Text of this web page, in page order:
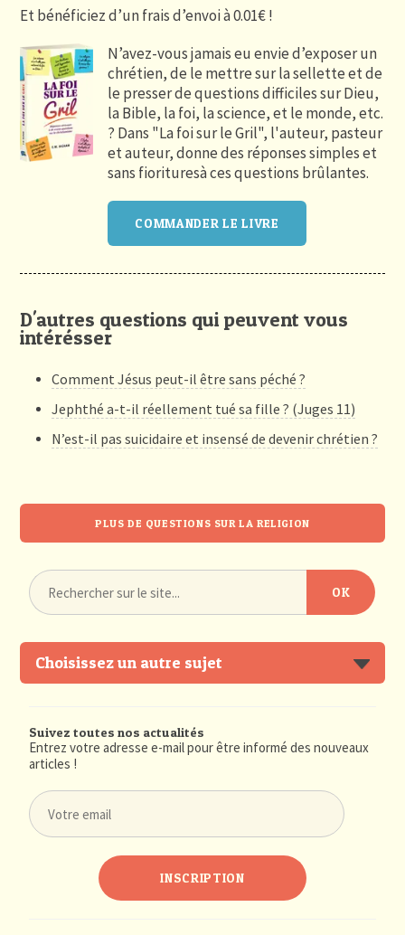
Et bénéficiez d’un frais d’envoi à 0.01€ !
N’avez-vous jamais eu envie d’exposer un
chrétien, de le mettre sur la sellette et de
le presser de questions difficiles sur Dieu,
la Bible, la foi, la science, et le monde, etc.
? Dans "La foi sur le Gril", l'auteur, pasteur
et auteur, donne des réponses simples et
sans fiorituresà ces questions brûlantes.
COMMANDER LE LIVRE
D'autres questions qui peuvent vous
intérésser
Comment Jésus peut-il être sans péché ?
Jephthé a-t-il réellement tué sa fille ? (Juges 11)
N’est-il pas suicidaire et insensé de devenir chrétien ?
PLUS DE QUESTIONS SUR LA RELIGION
Choisissez un autre sujet
Suivez toutes nos actualités
Entrez votre adresse e-mail pour être informé des nouveaux
articles !